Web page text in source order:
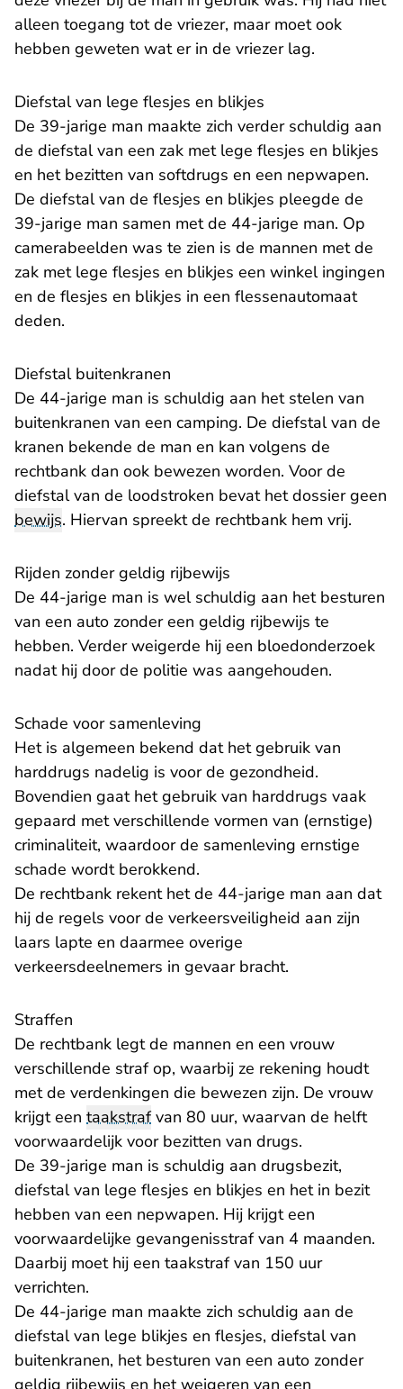
alleen toegang tot de vriezer, maar moet ook
hebben geweten wat er in de vriezer lag.
Diefstal van lege flesjes en blikjes
De 39-jarige man maakte zich verder schuldig aan
de diefstal van een zak met lege flesjes en blikjes
en het bezitten van softdrugs en een nepwapen.
De diefstal van de flesjes en blikjes pleegde de
39-jarige man samen met de 44-jarige man. Op
camerabeelden was te zien is de mannen met de
zak met lege flesjes en blikjes een winkel ingingen
en de flesjes en blikjes in een flessenautomaat
deden.
Diefstal buitenkranen
De 44-jarige man is schuldig aan het stelen van
buitenkranen van een camping. De diefstal van de
kranen bekende de man en kan volgens de
rechtbank dan ook bewezen worden. Voor de
diefstal van de loodstroken bevat het dossier geen
bewijs. Hiervan spreekt de rechtbank hem vrij.
Rijden zonder geldig rijbewijs
De 44-jarige man is wel schuldig aan het besturen
van een auto zonder een geldig rijbewijs te
hebben. Verder weigerde hij een bloedonderzoek
nadat hij door de politie was aangehouden.
Schade voor samenleving
Het is algemeen bekend dat het gebruik van
harddrugs nadelig is voor de gezondheid.
Bovendien gaat het gebruik van harddrugs vaak
gepaard met verschillende vormen van (ernstige)
criminaliteit, waardoor de samenleving ernstige
schade wordt berokkend.
De rechtbank rekent het de 44-jarige man aan dat
hij de regels voor de verkeersveiligheid aan zijn
laars lapte en daarmee overige
verkeersdeelnemers in gevaar bracht.
Straffen
De rechtbank legt de mannen en een vrouw
verschillende straf op, waarbij ze rekening houdt
met de verdenkingen die bewezen zijn. De vrouw
krijgt een taakstrafvan 80 uur, waarvan de helft
voorwaardelijk voor bezitten van drugs.
De 39-jarige man is schuldig aan drugsbezit,
diefstal van lege flesjes en blikjes en het in bezit
hebben van een nepwapen. Hij krijgt een
voorwaardelijke gevangenisstraf van 4 maanden.
Daarbij moet hij een taakstraf van 150 uur
verrichten.
De 44-jarige man maakte zich schuldig aan de
diefstal van lege blikjes en flesjes, diefstal van
buitenkranen, het besturen van een auto zonder
geldig rijbewijs en het weigeren van een